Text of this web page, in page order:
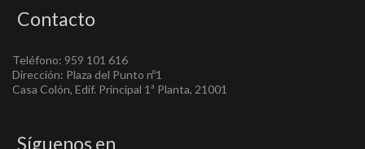
Contacto
Teléfono: 959 101 616
Dirección: Plaza del Punto nº1
Casa Colón, Edif. Principal 1ª Planta, 21001
Síguenos en